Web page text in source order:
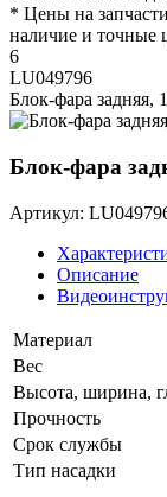
* Цены на
наличие и точные
6
LU049796
Блок-фара задняя,
Блок-фара
Артикул:
Описание
Материал
Вес
Высота, ширина,
Прочность
Срок службы
Тип насадки